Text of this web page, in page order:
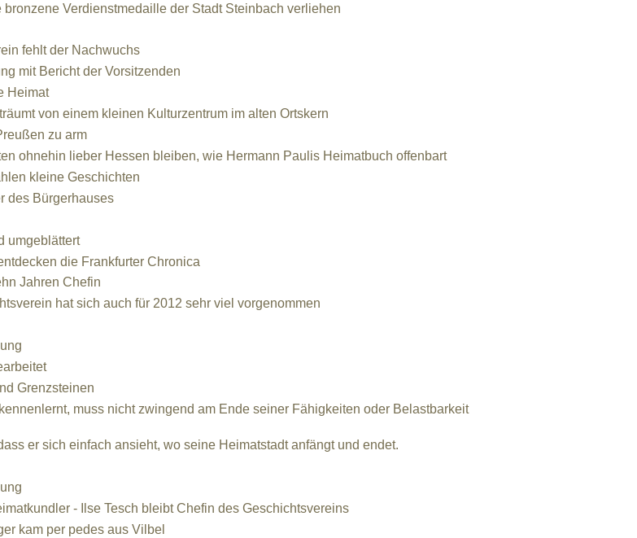
Verdienstmedaille der Stadt Steinbach verliehen
fehlt der Nachwuchs
mit Bericht der Vorsitzenden
Heimat
von einem kleinen Kulturzentrum im alten Ortskern
zu arm
lieber Hessen bleiben, wie Hermann Paulis Heimatbuch offenbart
kleine Geschichten
Bürgerhauses
umgeblättert
die Frankfurter Chronica
Jahren Chefin
hat sich auch für 2012 sehr viel vorgenommen
Grenzsteinen
muss nicht zwingend am Ende seiner Fähigkeiten oder Belastbarkeit
er sich einfach ansieht, wo seine Heimatstadt anfängt und endet.
- Ilse Tesch bleibt Chefin des Geschichtsvereins
kam per pedes aus Vilbel